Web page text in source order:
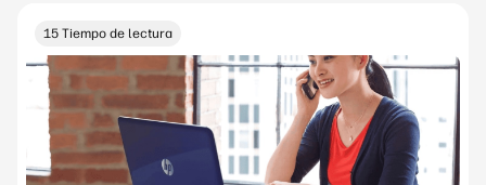
15 Tiempo de lectura